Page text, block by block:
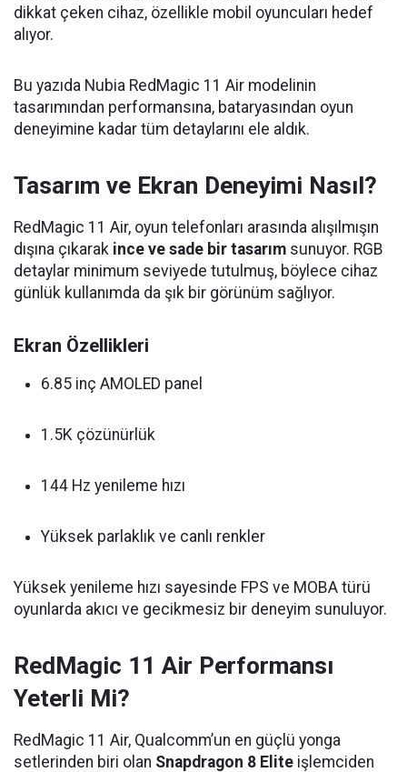
dikkat çeken cihaz, özellikle mobil oyuncuları hedef
alıyor.
Bu yazıda Nubia RedMagic 11 Air modelinin
tasarımından performansına, bataryasından oyun
deneyimine kadar tüm detaylarını ele aldık.
Tasarım ve Ekran Deneyimi Nasıl?
RedMagic 11 Air, oyun telefonları arasında alışılmışın
dışına çıkarak ince ve sade bir tasarım sunuyor. RGB
detaylar minimum seviyede tutulmuş, böylece cihaz
günlük kullanımda da şık bir görünüm sağlıyor.
Ekran Özellikleri
6.85 inç AMOLED panel
1.5K çözünürlük
144 Hz yenileme hızı
Yüksek parlaklık ve canlı renkler
Yüksek yenileme hızı sayesinde FPS ve MOBA türü
oyunlarda akıcı ve gecikmesiz bir deneyim sunuluyor.
RedMagic 11 Air Performansı
Yeterli Mi?
RedMagic 11 Air, Qualcomm’un en güçlü yonga
setlerinden biri olan Snapdragon 8 Elite işlemciden